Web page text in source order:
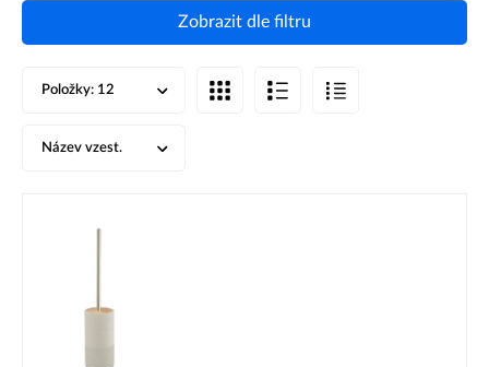
Zobrazit dle filtru
Položky: 12
Název vzest.